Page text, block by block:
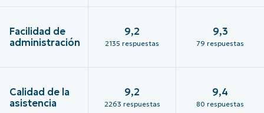
Facilidad de
administración
9,2
2135 respuestas
9,3
79 respuestas
Calidad de la
asistencia
9,2
2263 respuestas
9,4
80 respuestas